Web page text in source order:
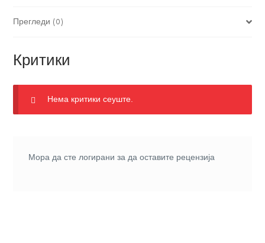
Прегледи (0)
Критики
Нема критики сеуште.
Мора да стелогирани за да оставите рецензија